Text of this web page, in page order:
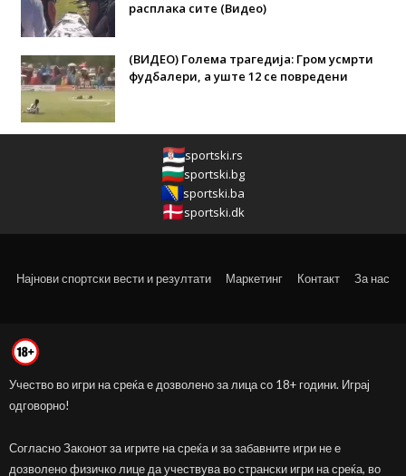
расплака сите (Видео)
(ВИДЕО) Голема трагедија: Гром усмрти
фудбалери, а уште 12 се повредени
sportski.rs
sportski.bg
sportski.ba
sportski.dk
Најнови спортски вести и резултати Маркетинг Контакт За нас
Учество во игри на среќа е дозволено за лица со 18+ години. Играј
одговорно!
Согласно Законот за игрите на среќа и за забавните игри не е
дозволено физичко лице да учествува во странски игри на среќа, во